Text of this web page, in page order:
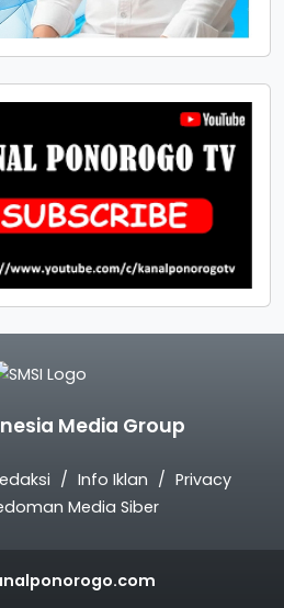
Media Group
Info Iklan
Privacy
Media Siber